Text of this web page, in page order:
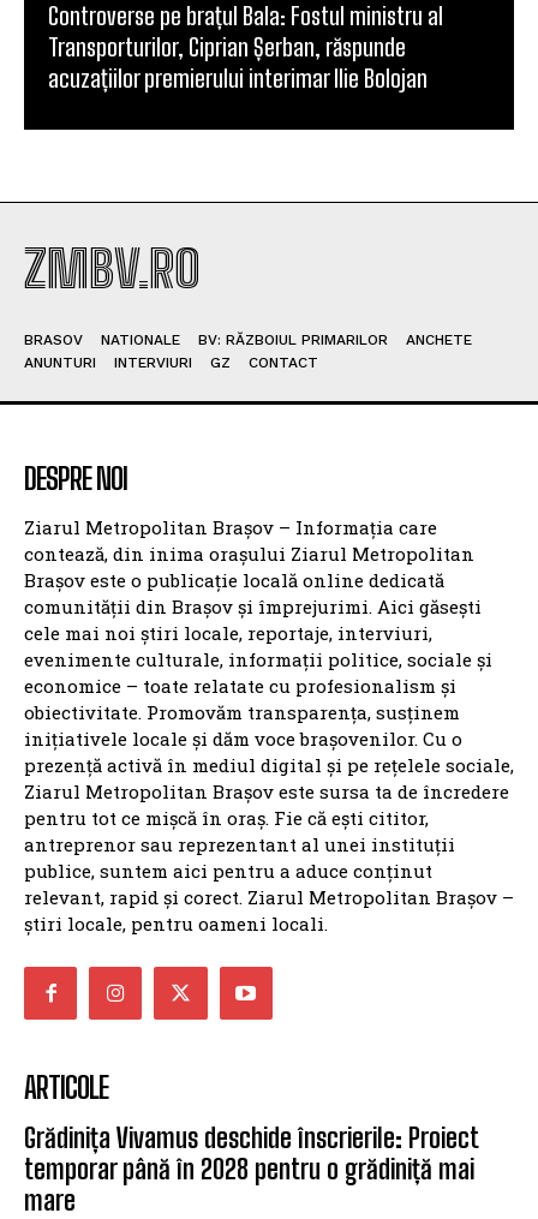
Controverse pe brațul Bala: Fostul ministru al
Transporturilor, Ciprian Șerban, răspunde
acuzațiilor premierului interimar Ilie Bolojan
ZMBV.RO
BRASOV NATIONALE BV: RĂZBOIUL PRIMARILOR
ANCHETE
ANUNTURI
INTERVIURI GZ CONTACT
DESPRE NOI
Ziarul Metropolitan Brașov – Informația care
contează, din inima orașului Ziarul Metropolitan
Brașov este o publicație locală online dedicată
comunității din Brașov și împrejurimi. Aici găsești
cele mai noi știri locale, reportaje, interviuri,
evenimente culturale, informații politice, sociale și
economice – toate relatate cu profesionalism și
obiectivitate. Promovăm transparența, susținem
inițiativele locale și dăm voce brașovenilor. Cu o
prezență activă în mediul digital și pe rețelele sociale,
Ziarul Metropolitan Brașov este sursa ta de încredere
pentru tot ce mișcă în oraș. Fie că ești cititor,
antreprenor sau reprezentant al unei instituții
publice, suntem aici pentru a aduce conținut
relevant, rapid și corect. Ziarul Metropolitan Brașov –
știri locale, pentru oameni locali.
ARTICOLE
Grădinița Vivamus deschide înscrierile: Proiect
temporar până în 2028 pentru o grădiniță mai
mare